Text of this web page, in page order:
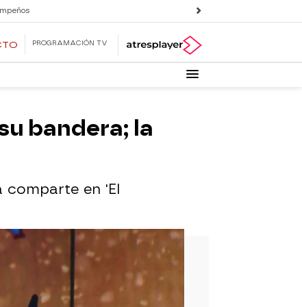
PROGRAMACIÓN TV
bandera; la
comparte en 'El